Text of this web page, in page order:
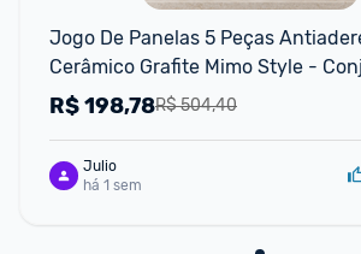
Jogo De Panelas 5 Peças
Cerâmico Grafite Mimo Style -
Completo
R$ 504,40
R$198,78
Julio
há 1 sem